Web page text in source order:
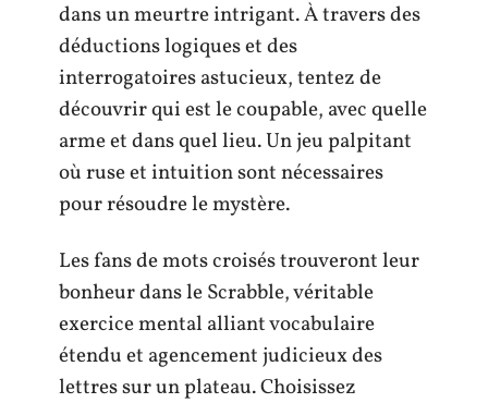
dans un meurtre intrigant. À travers des
déductions logiques et des
interrogatoires astucieux, tentez de
découvrir qui est le coupable, avec quelle
arme et dans quel lieu. Un jeu palpitant
où ruse et intuition sont nécessaires
pour résoudre le mystère.
Les fans de mots croisés trouveront leur
bonheur dans le Scrabble, véritable
exercice mental alliant vocabulaire
étendu et agencement judicieux des
lettres sur un plateau. Choisissez